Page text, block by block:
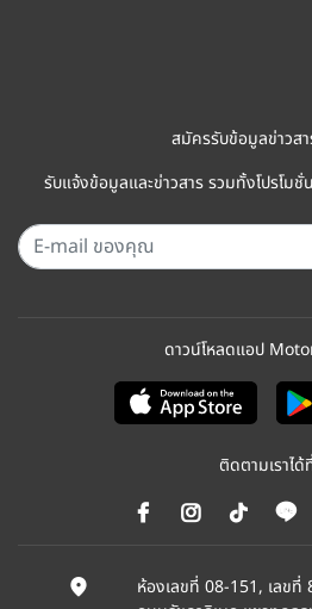
สมัครรับข้อมูลข่าวสา
รับแจ้งข้อมูลและข่าวสาร รวมทั้งโปรโม
ดาวน์โหลดแอป
ติดตามเราได้
ห้องเลขที่ 08-151, เลขที่